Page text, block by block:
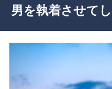
男を執着させて